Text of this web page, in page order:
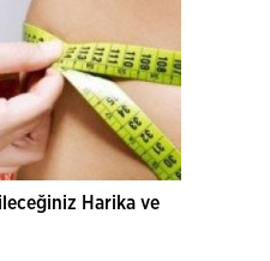
Harika ve